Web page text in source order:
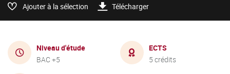
Ajouter à la sélection Télécharger
Niveau d'étude
BAC +5
ECTS
5 crédits